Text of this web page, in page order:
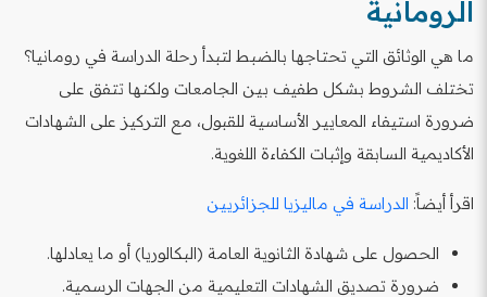
الرومانية
ما هي الوثائق التي تحتاجها بالضبط لتبدأ رحلة الدراسة في رومانيا؟
تختلف الشروط بشكل طفيف بين الجامعات ولكنها تتفق على
ضرورة استيفاء المعايير الأساسية للقبول، مع التركيز على الشهادات
الأكاديمية السابقة وإثبات الكفاءة اللغوية.
اقرأ أيضاً: الدراسة في ماليزيا للجزائريين
الحصول على شهادة الثانوية العامة (البكالوريا) أو ما يعادلها.
ضرورة تصديق الشهادات التعليمية من الجهات الرسمية.